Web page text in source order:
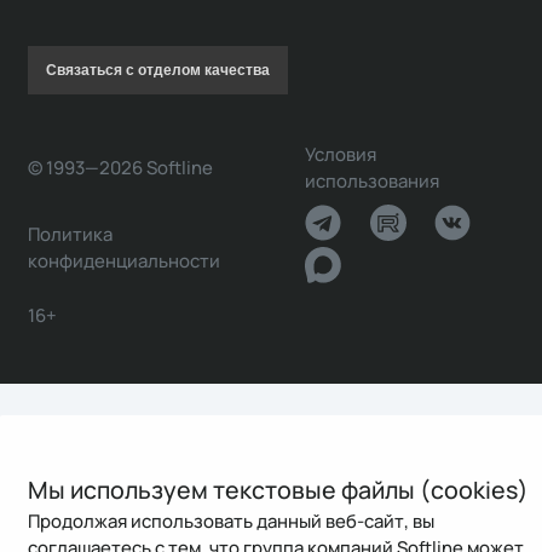
Мы используем текстовые файлы (cookies)
Продолжая использовать данный веб-сайт, вы
соглашаетесь с тем, что группа компаний Softline может
Связаться с отделом качества
© 1993—2026 Softline
Условия
использования
Политика
конфиденциальности
16+